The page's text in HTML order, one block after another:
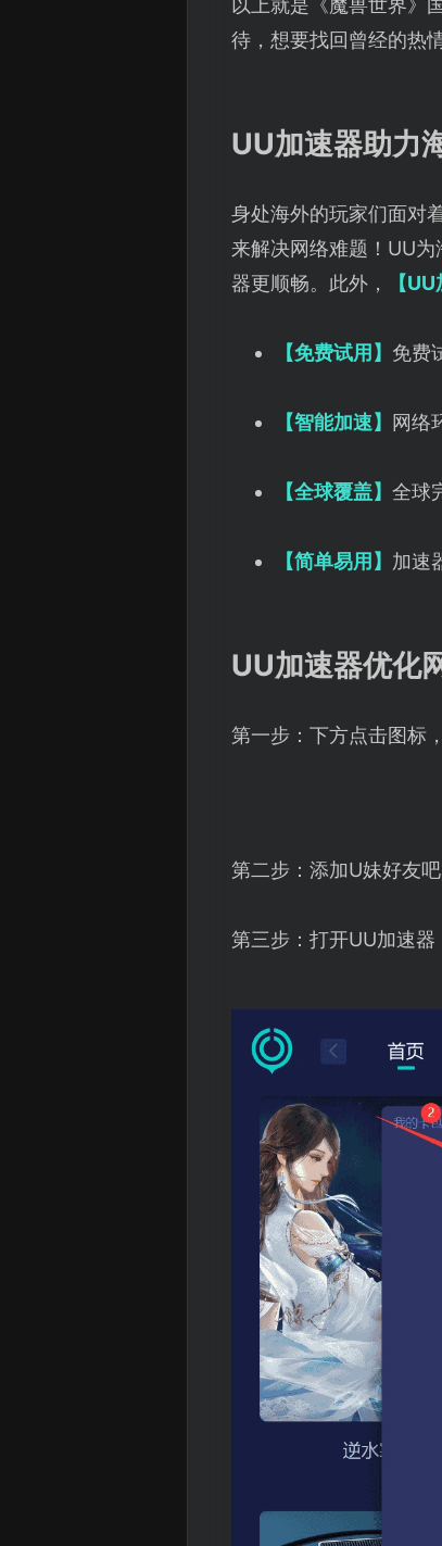
以上就是《魔兽世界》
待，想要找回曾经的热
UU加速器助力
身处海外的玩家们面对
来解决网络难题！UU
器更顺畅。此外，
【
【免费试用】 免费
【智能加速】 网络
【全球覆盖】 全球
【简单易用】 加速
UU加速器优化
第一步：下方点击图标
第二步：添加U妹好友
第三步：打开UU加速器